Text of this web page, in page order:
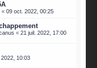
«09 oct. 2022, 00:25
«21 juil. 2022, 17:00
2022, 10:03